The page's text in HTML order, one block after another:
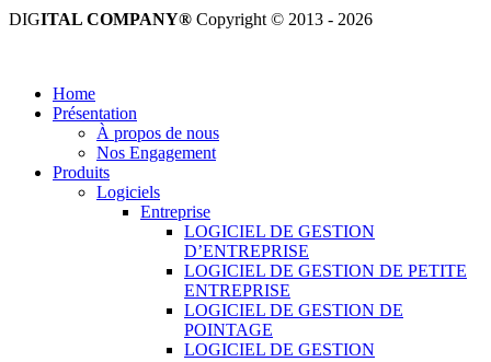
DIGITAL COMPANY® Copyright © 2013 - 2026
Home
Présentation
À propos de nous
Nos Engagement
Produits
Logiciels
Entreprise
LOGICIEL DE GESTION
D’ENTREPRISE
LOGICIEL DE GESTION DE PETITE
ENTREPRISE
LOGICIEL DE GESTION DE
POINTAGE
LOGICIEL DE GESTION